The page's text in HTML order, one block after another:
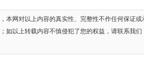
本网对以上内容的真实性、完整性不作任何保证或
如以上转载内容不慎侵犯了您的权益，请联系我们